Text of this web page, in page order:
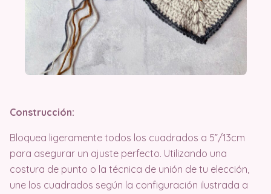
Construcción:
Bloquea ligeramente todos los cuadrados a 5”/13cm
para asegurar un ajuste perfecto. Utilizando una
costura de punto o la técnica de unión de tu elección,
une los cuadrados según la configuración ilustrada a